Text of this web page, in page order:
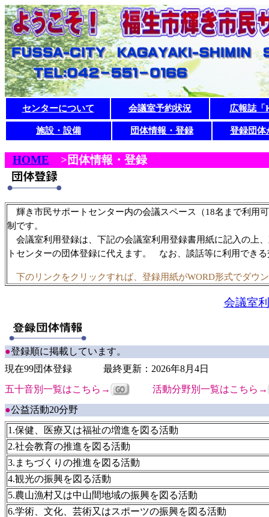
センターについて 会議室予約状況 広報誌
施設・設備 団体情報・登録 登録団体
HOME >団体情報・登録
輝き市民サポートセンター内の会議スペース（18名まで利用
制です。
会議室利用登録は、下記の会議室利用登録書用紙に記入の上
トセンターの団体登録に代えます。
なお、談話等に利用でき
下のリンクをクリックすれば、登録用紙がWORD形式でダウ
会議室
●登録順に掲載しています。
現在99団体登録 最終更新：2026年8月4日
五十音別一覧はこちら→
活動分野別一覧はこちら→
●公益活動20分野
1.保健、医療又は福祉の増進を図る活動
2.社会教育の推進を図る活動
3.まちづくりの推進を図る活動
4.観光の振興を図る活動
5.農山漁村又は中山間地域の振興を図る活動
6.学術、文化、芸術又はスポーツの振興を図る活動